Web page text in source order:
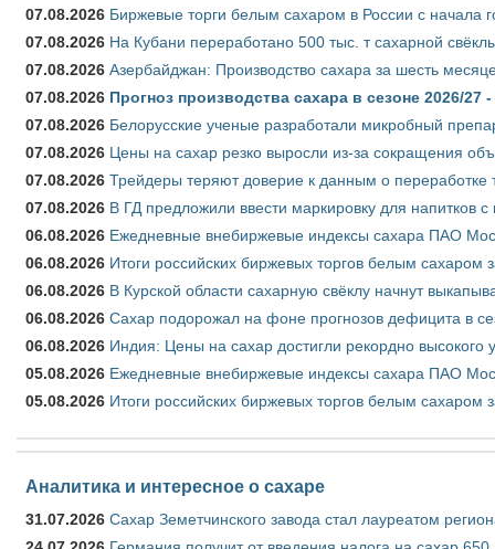
07.08.2026 Биржевые торги белым сахаром в России с начала
07.08.2026 На Кубани переработано 500 тыс. т сахарной
07.08.2026 Азербайджан: Производство сахара за шесть
07.08.2026 Прогноз производства сахара в сезоне 2026/
07.08.2026 Белорусские ученые разработали микробный
07.08.2026 Цены на сахар резко выросли из-за сокращения
07.08.2026 Трейдеры теряют доверие к данным о переработке
07.08.2026 В ГД предложили ввести маркировку для напитков
06.08.2026 Ежедневные внебиржевые индексы сахара ПАО
06.08.2026 Итоги российских биржевых торгов белым сахаром
06.08.2026 В Курской области сахарную свёклу начнут
06.08.2026 Сахар подорожал на фоне прогнозов дефицита в
06.08.2026 Индия: Цены на сахар достигли рекордно высокого
05.08.2026 Ежедневные внебиржевые индексы сахара ПАО
05.08.2026 Итоги российских биржевых торгов белым сахаром
Аналитика и интересное о сахаре
31.07.2026 Сахар Земетчинского завода стал лауреатом